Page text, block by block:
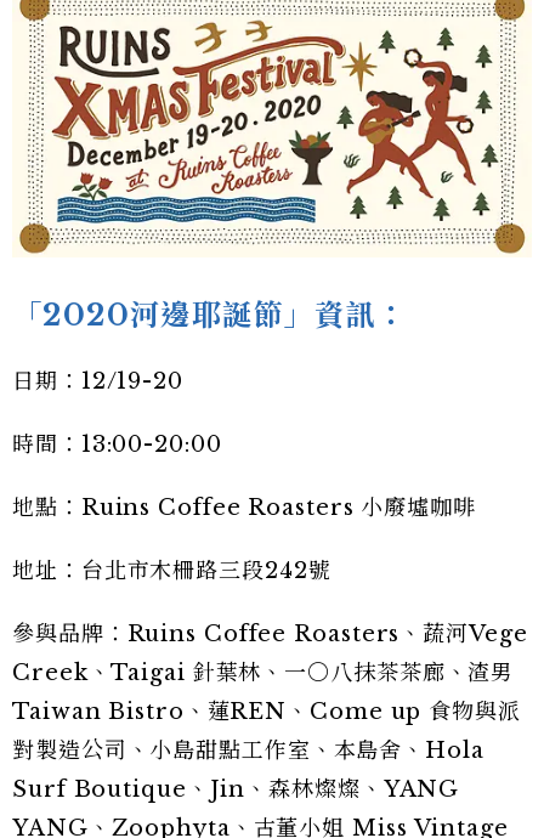
「2020河邊耶誕節」資訊：
日期：12/19-20
時間：13:00-20:00
地點：Ruins Coffee Roasters 小廢墟咖啡
地址：台北市木柵路三段242號
參與品牌：Ruins Coffee Roasters、蔬河Vege
Creek、Taigai 針葉林、一〇八抹茶茶廊、渣男
Taiwan Bistro、蓮REN、Come up 食物與派
對製造公司、小島甜點工作室、本島舍、Hola
Surf Boutique、Jin、森林燦燦、YANG
YANG、Zoophyta、古董小姐 Miss Vintage